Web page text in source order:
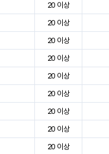
20 이상
20 이상
20 이상
20 이상
20 이상
20 이상
20 이상
20 이상
20 이상